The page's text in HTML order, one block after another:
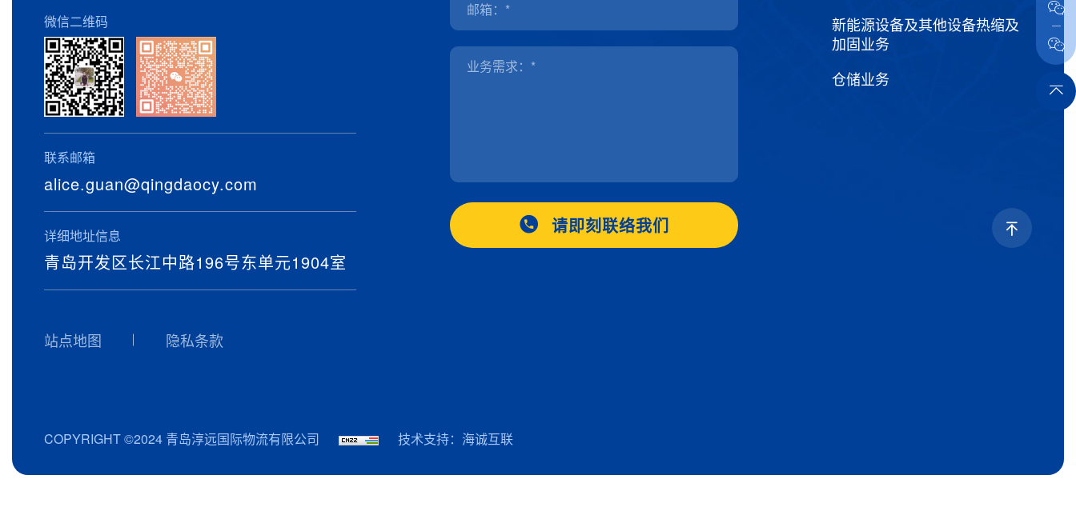
微信二维码
联系邮箱
alice.guan@qingdaocy.com
详细地址信息
青岛开发区长江中路196号东单元1904室
站点地图 隐私条款
请即刻联络我们
新能源设备及其他设备热缩及
加固业务
仓储业务
COPYRIGHT ©2024 青岛淳远国际物流有限公司 技术支持：海诚互联